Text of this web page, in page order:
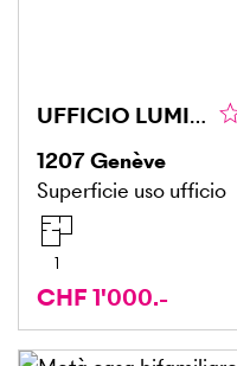
UFFICIO LUMINOSO A EAUX-VIVES (1)
1207Genève
Superficie uso ufficio
1
CHF 1'000.-